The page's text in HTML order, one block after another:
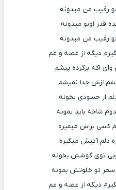
رقیب من میدونه
قدر اونو میدونه
رقیب من میدونه
دیگه از غصه و غم
وای اگه برگرده پیشم
ازش جدا نمیشم
از حسودی بخونه
شاخه باید بمونه
کسی براش میمیره
دلم آتیش میگیره
توی گوشش بخونه
سحر تو خلوتش بمونه
دیگه از غصه و غم